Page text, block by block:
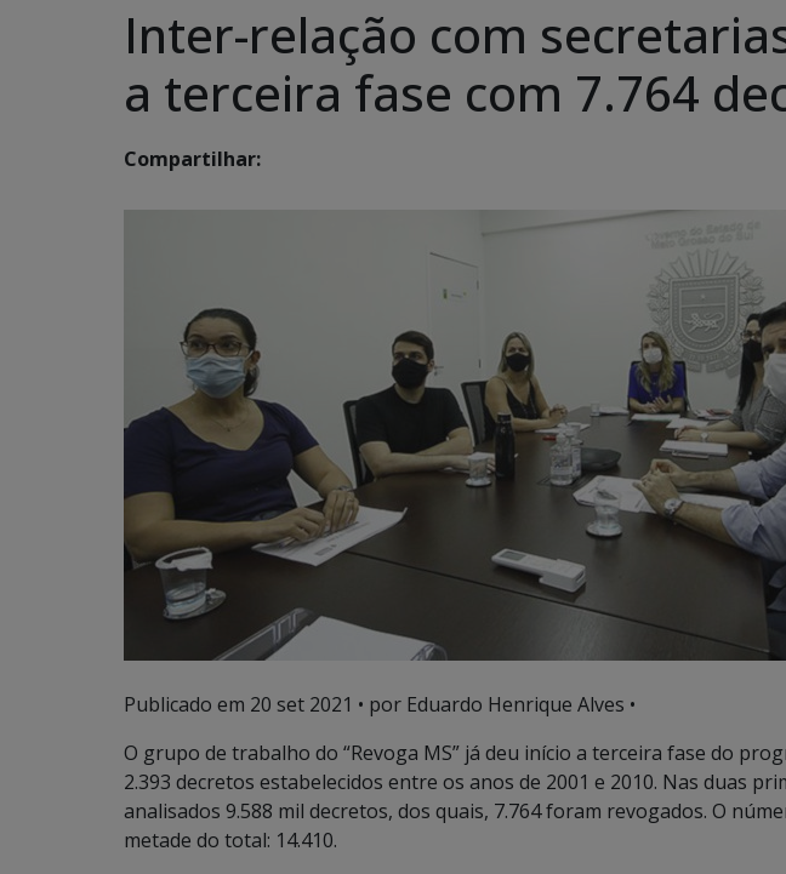
Inter-relação com
a terceira fase com 7.764
Compartilhar:
Publicado em 20 set 2021 • por Eduardo Henrique Alves •
O grupo de trabalho do “Revoga MS” já deu início a terceira fase do
2.393 decretos estabelecidos entre os anos de 2001 e 2010. Nas duas
analisados 9.588 mil decretos, dos quais, 7.764 foram revogados. O
metade do total: 14.410.